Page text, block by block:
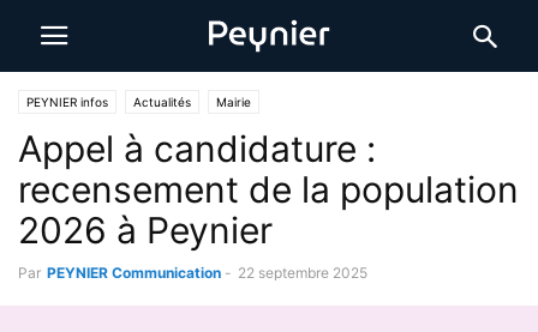
PEYNIER infos Actualités Mairie
Appel à candidature :
recensement de la population
2026 à Peynier
Par PEYNIER Communication - 22 septembre 2025